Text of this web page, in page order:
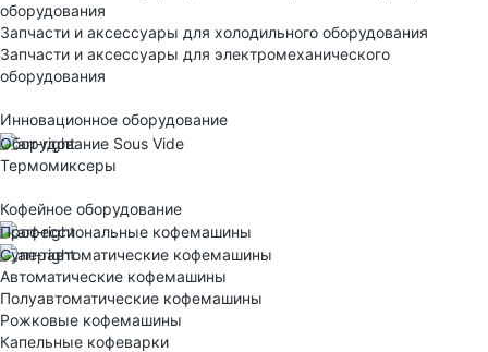
оборудования
Запчасти и аксессуары для холодильного оборудования
Запчасти и аксессуары для электромеханического
оборудования
Инновационное оборудование
Оборудование Sous Vide
Термомиксеры
Кофейное оборудование
Профессиональные кофемашины
Суперавтоматические кофемашины
Автоматические кофемашины
Полуавтоматические кофемашины
Рожковые кофемашины
Капельные кофеварки